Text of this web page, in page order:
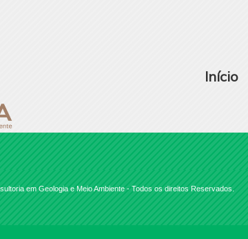
Início
em Geologia e Meio Ambiente - Todos os direitos Reservados.